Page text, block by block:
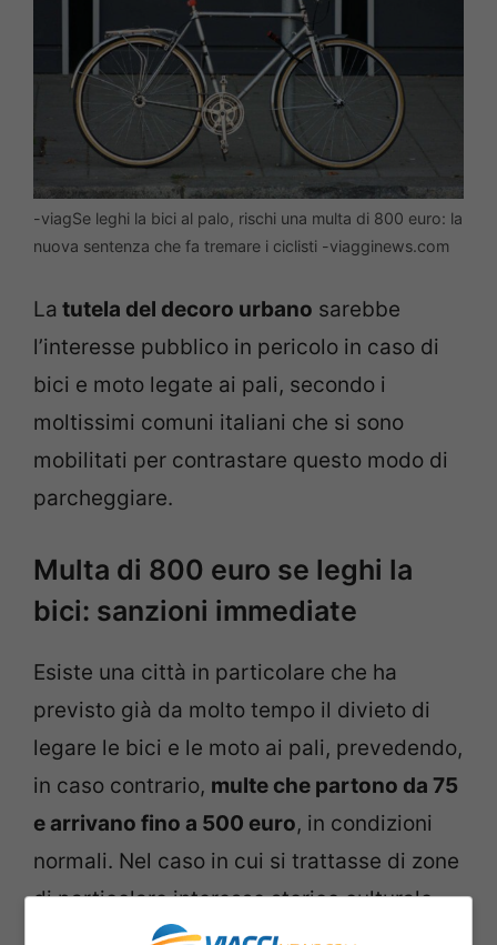
-viagSe leghi la bici al palo, rischi una multa di 800 euro: la
nuova sentenza che fa tremare i ciclisti -viagginews.com
La tutela del decoro urbano sarebbe
l’interesse pubblico in pericolo in caso di
bici e moto legate ai pali, secondo i
moltissimi comuni italiani che si sono
mobilitati per contrastare questo modo di
parcheggiare.
Multa di 800 euro se leghi la
bici: sanzioni immediate
Esiste una città in particolare che ha
previsto già da molto tempo il divieto di
legare le bici e le moto ai pali, prevedendo,
in caso contrario, multe che partono da 75
e arrivano fino a 500 euro, in condizioni
normali. Nel caso in cui si trattasse di zone
di particolare interesse storico culturale,
scatterebbe una sanzione aggiuntiva tra i